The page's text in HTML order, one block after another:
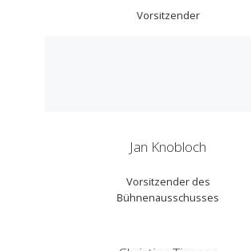
Vorsitzender
Jan Knobloch
Vorsitzender des
Bühnenausschusses